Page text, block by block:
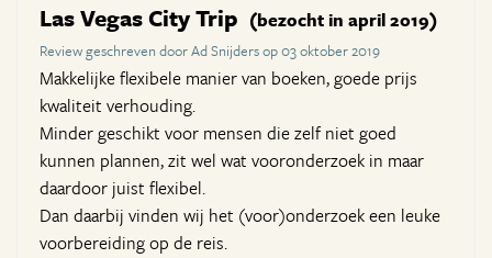
Las Vegas City Trip (bezocht in april 2019)
Review geschreven door Ad Snijders op 03 oktober 2019
Makkelijke flexibele manier van boeken, goede prijs
kwaliteit verhouding.
Minder geschikt voor mensen die zelf niet goed
kunnen plannen, zit wel wat vooronderzoek in maar
daardoor juist flexibel.
Dan daarbij vinden wij het (voor)onderzoek een leuke
voorbereiding op de reis.